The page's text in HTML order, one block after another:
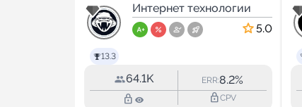
13.3
Интернет технологии
5.0
64.1K ERR:8.2%
lock_outline lock_outlineCPV